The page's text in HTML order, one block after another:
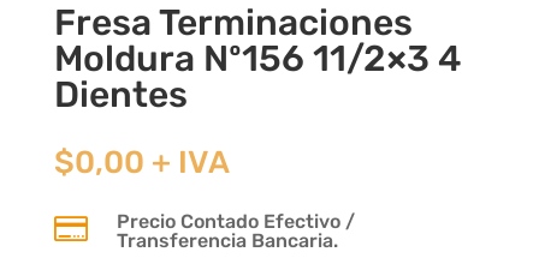
Fresa Terminaciones
Moldura Nº156 11/2×3 4
Dientes
$0,00 + IVA

Precio Contado Efectivo /
Transferencia Bancaria.